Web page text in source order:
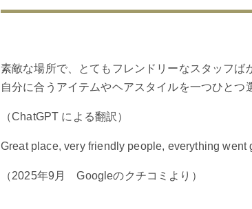
素敵な場所で、とてもフレンドリーなスタッフば
自分に合うアイテムやヘアスタイルを一つひとつ
（ChatGPT による翻訳）
Great place, very friendly people, everything
（2025年9月 Googleのクチコミより）